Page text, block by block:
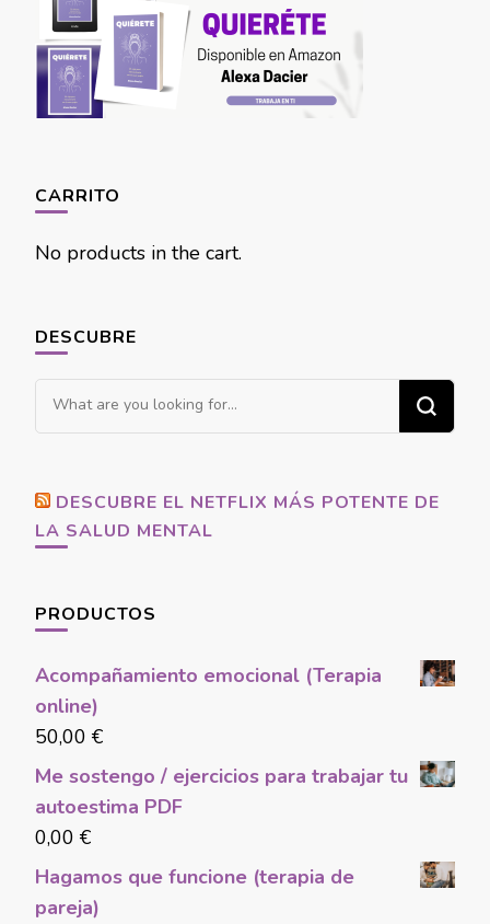
CARRITO
No products in the cart.
DESCUBRE
Looking
for
DESCUBRE EL NETFLIX MÁS POTENTE DE
LA SALUD MENTAL
PRODUCTOS
Acompañamiento emocional (Terapia
online)
50,00 €
Me sostengo / ejercicios para trabajar tu
autoestima PDF
0,00 €
Hagamos que funcione (terapia de
pareja)